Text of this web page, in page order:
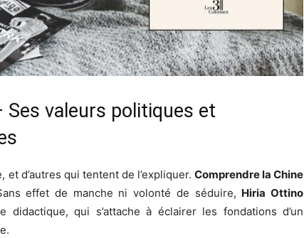
Ses valeurs politiques et
d’autres qui tentent de l’expliquer. Comprendre la Chine
effet de manche ni volonté de séduire, Hiria Ottino
qui s’attache à éclairer les fondations d’un